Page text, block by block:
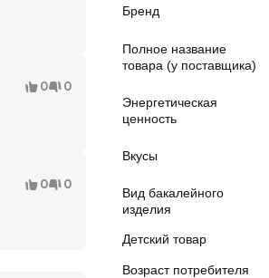
Бренд
Полное название
товара (у поставщика)
Энергетическая
ценность
Вкусы
Вид бакалейного
изделия
Детский товар
Возраст потребителя
0 0
0 0